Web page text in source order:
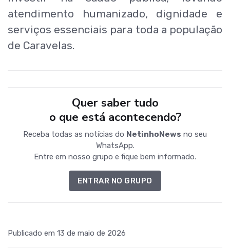
atendimento humanizado, dignidade e
serviços essenciais para toda a população
de Caravelas.
Quer saber tudo
o que está acontecendo?
Receba todas as notícias do NetinhoNews no seu
WhatsApp.
Entre em nosso grupo e fique bem informado.
ENTRAR NO GRUPO
Publicado em 13 de maio de 2026